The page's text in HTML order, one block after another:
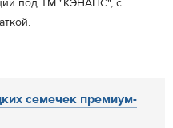
под ТМ "КЭНАПС", с
семечек премиум-